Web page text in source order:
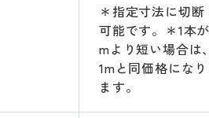
＊指定寸法に切断
可能です。＊1本
mより短い場合は、
1mと同価格になり
ます。